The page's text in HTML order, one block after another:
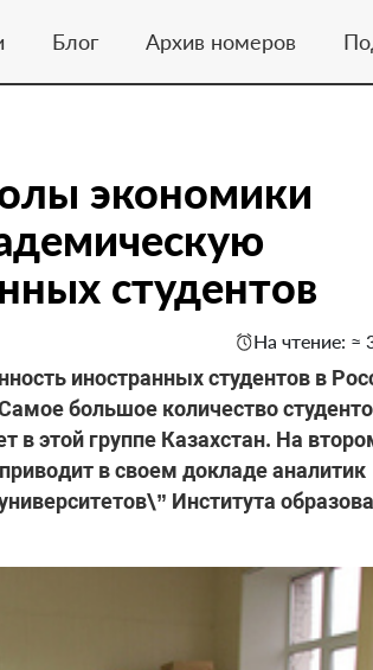
Блог Архив номеров
экономики
студентов
На чтение: ≈
иностранных студентов в
большое количество
в этой группе Казахстан. На
в своем докладе аналитик
Института